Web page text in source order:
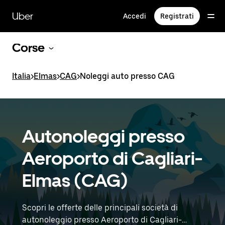
contenuto
principale
Uber Accedi Registrati
Corse
Italia>Elmas>CAG>Noleggi auto presso CAG
Autonoleggi presso
Aeroporto di Cagliari-
Elmas (CAG)
Scopri le offerte delle principali società di
autonoleggio presso Aeroporto di Cagliari-